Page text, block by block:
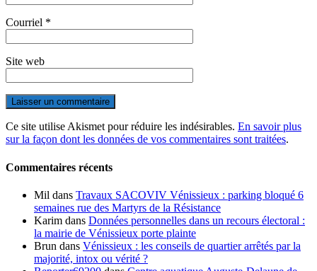
Courriel *
Site web
Ce site utilise Akismet pour réduire les indésirables. En savoir plus
sur la façon dont les données de vos commentaires sont traitées.
Commentaires récents
Mil dans Travaux SACOVIV Vénissieux : parking bloqué 6
semaines rue des Martyrs de la Résistance
Karim dans Données personnelles dans un recours électoral :
la mairie de Vénissieux porte plainte
Brun dans Vénissieux : les conseils de quartier arrêtés par la
majorité, intox ou vérité ?